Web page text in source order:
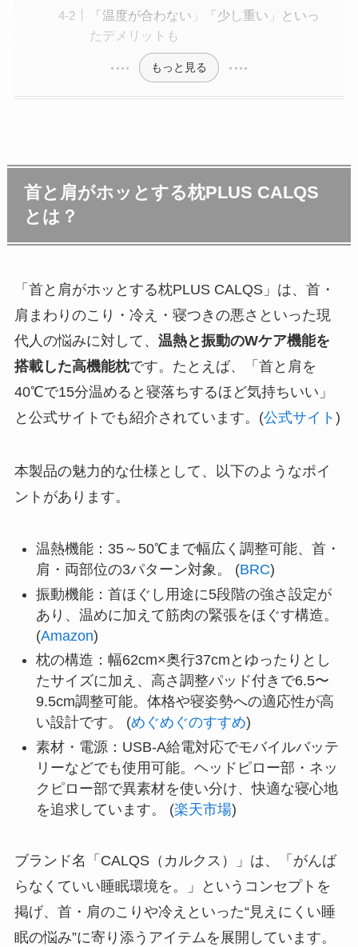
「温度が合わない」「少し重い」といっ
たデメリットも
もっと見る
首と肩がホッとする枕PLUS CALQS
とは？
「首と肩がホッとする枕PLUS CALQS」は、首・
肩まわりのこり・冷え・寝つきの悪さといった現
代人の悩みに対して、 温熱と振動のWケア機能を
搭載した高機能枕です。たとえば、「首と肩を
40℃で15分温めると寝落ちするほど気持ちいい」
と公式サイトでも紹介されています。(公式サイト )
本製品の魅力的な仕様として、以下のようなポイ
ントがあります。
温熱機能：35～50℃まで幅広く調整可能、首・
肩・両部位の3パターン対象。 (BRC)
振動機能：首ほぐし用途に5段階の強さ設定が
あり、温めに加えて筋肉の緊張をほぐす構造。
(Amazon)
枕の構造：幅62cm×奥行37cmとゆったりとし
たサイズに加え、高さ調整パッド付きで6.5〜
9.5cm調整可能。体格や寝姿勢への適応性が高
い設計です。 (めぐめぐのすすめ)
素材・電源：USB-A給電対応でモバイルバッテ
リーなどでも使用可能。ヘッドピロー部・ネッ
クピロー部で異素材を使い分け、快適な寝心地
を追求しています。 (楽天市場)
ブランド名「CALQS（カルクス）」は、「がんば
らなくていい睡眠環境を。」というコンセプトを
掲げ、首・肩のこりや冷えといった“見えにくい睡
眠の悩み”に寄り添うアイテムを展開しています。